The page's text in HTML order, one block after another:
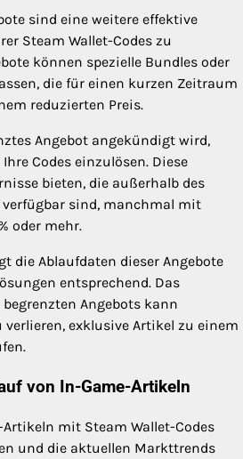
sind eine weitere effektive
Steam Wallet-Codes zu
können spezielle Bundles oder
die für einen kurzen Zeitraum
reduzierten Preis.
Angebot angekündigt wird,
Codes einzulösen. Diese
bieten, die außerhalb des
sind, manchmal mit
oder mehr.
die Ablaufdaten dieser Angebote
entsprechend. Das
Angebots kann
verlieren, exklusive Artikel zu einem
von In-Game-Artikeln
mit Steam Wallet-Codes
und die aktuellen Markttrends